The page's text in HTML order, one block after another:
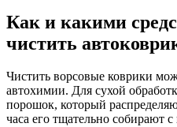
Как и какими
чистить
Чистить ворсовые коврики
автохимии. Для сухой
порошок, который
часа его тщательно собирают